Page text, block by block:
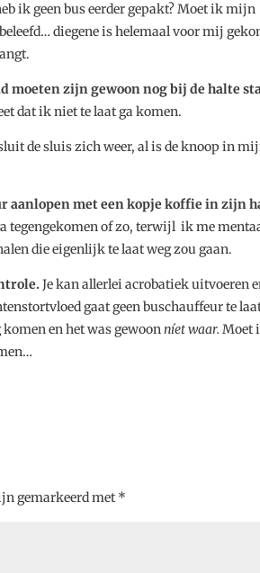
ik geen bus eerder gepakt? Moet ik mijn
diegene is helemaal voor mij
moeten zijn gewoon nog bij de halte
dat ik niet te laat ga komen.
de sluis zich weer, al is de knoop in
aanlopen met een kopje koffie in zijn
tegengekomen of zo, terwijl ik me
die eigenlijk te laat weg zou gaan.
Je kan allerlei acrobatiek uitvoeren
gaat geen buschauffeur te
en het was gewoonníet waar. Moet
gemarkeerd met *